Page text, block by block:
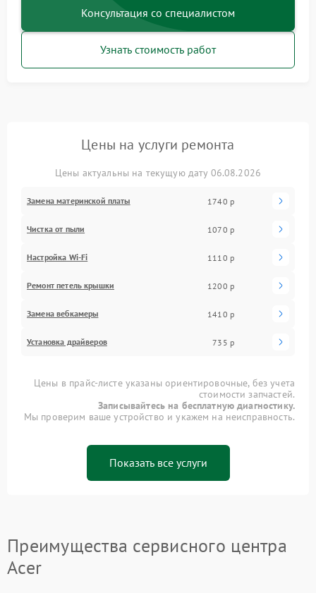
Консультация со специалистом
Узнать стоимость работ
Цены на услуги ремонта
Цены актуальны на текущую дату 06.08.2026
Замена материнской платы 1740 р
Чистка от пыли 1070 р
Настройка Wi-Fi 1110 р
Ремонт петель крышки 1200 р
Замена вебкамеры 1410 р
Установка драйверов 735 р
Цены в прайс-листе указаны ориентировочные, без учета
стоимости запчастей.
Записывайтесь на бесплатную диагностику.
Мы проверим ваше устройство и укажем на неисправность.
Показать все услуги
Преимущества сервисного центра
Acer